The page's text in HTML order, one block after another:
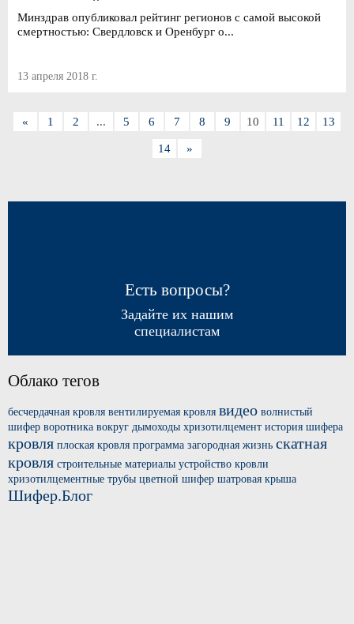
Минздрав опубликовал рейтинг регионов с самой высокой
смертностью: Свердловск и Оренбург о...
13 апреля 2018 г.
« 1 2 ... 5 6 7 8 9 10 11 12 13
14 »
Есть вопросы?
Задайте их нашим
специалистам
Облако тегов
бесчердачная кровля вентилируемая кровля видео волнистый
шифер воротника вокруг дымоходы хризотилцемент история шифера
кровля плоская кровля программа загородная жизнь скатная
кровля строительные материалы устройство кровли
хризотилцементные трубы цветной шифер шатровая крыша
Шифер.Блог